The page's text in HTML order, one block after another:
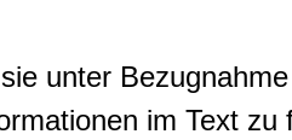
unter
im Text